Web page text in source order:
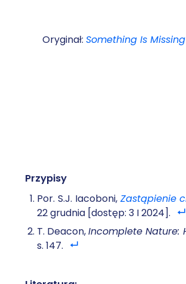
Oryginał:Something Is
Przypisy
Por. S.J. Iacoboni, Zastąpienie
22 grudnia [dostęp: 3 I 2024].
T. Deacon,Incomplete Nature:
s. 147.